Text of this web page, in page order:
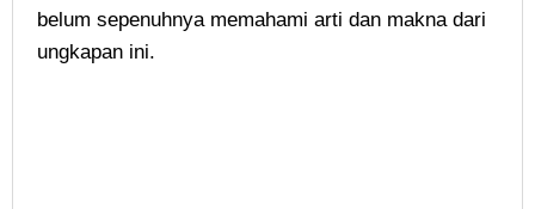
belum sepenuhnya memahami arti dan makna dari
ungkapan ini.